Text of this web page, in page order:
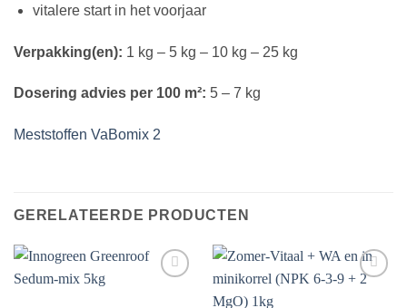
vitalere start in het voorjaar
Verpakking(en): 1 kg – 5 kg – 10 kg – 25 kg
Dosering advies per 100 m²: 5 – 7 kg
Meststoffen VaBomix 2
GERELATEERDE PRODUCTEN